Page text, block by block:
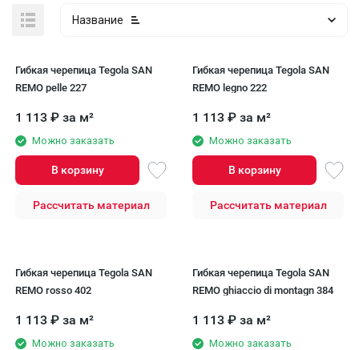
Название
Гибкая черепица Tegola SAN
REMO pelle 227
1 113 ₽ за м²
Можно заказать
В корзину
Рассчитать материал
Гибкая черепица Tegola SAN
REMO legno 222
1 113 ₽ за м²
Можно заказать
В корзину
Рассчитать материал
Гибкая черепица Tegola SAN
REMO rosso 402
1 113 ₽ за м²
Можно заказать
Гибкая черепица Tegola SAN
REMO ghiaccio di montagn 384
1 113 ₽ за м²
Можно заказать